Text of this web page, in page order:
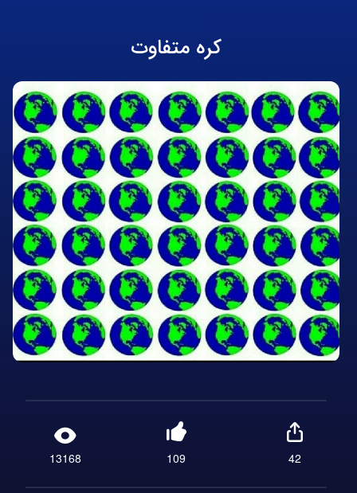
کره متفاوت
13168 109 42